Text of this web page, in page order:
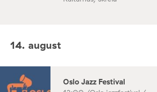
14. august
Oslo Jazz Festival